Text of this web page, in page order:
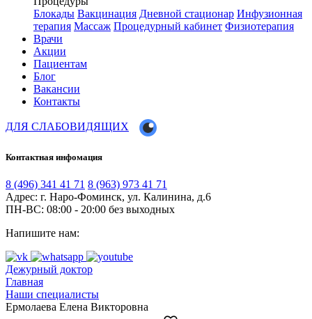
Блокады Вакцинация Дневной стационар Инфузионная
терапия Массаж Процедурный кабинет Физиотерапия
Врачи
Акции
Пациентам
Блог
Вакансии
Контакты
ДЛЯ СЛАБОВИДЯЩИХ
Контактная инфомация
8 (496) 341 41 71 8 (963) 973 41 71
Адрес: г. Наро-Фоминск, ул. Калинина, д.6
ПН-ВС: 08:00 - 20:00 без выходных
Напишите нам:
Дежурный доктор
Главная
Наши специалисты
Ермолаева Елена Викторовна